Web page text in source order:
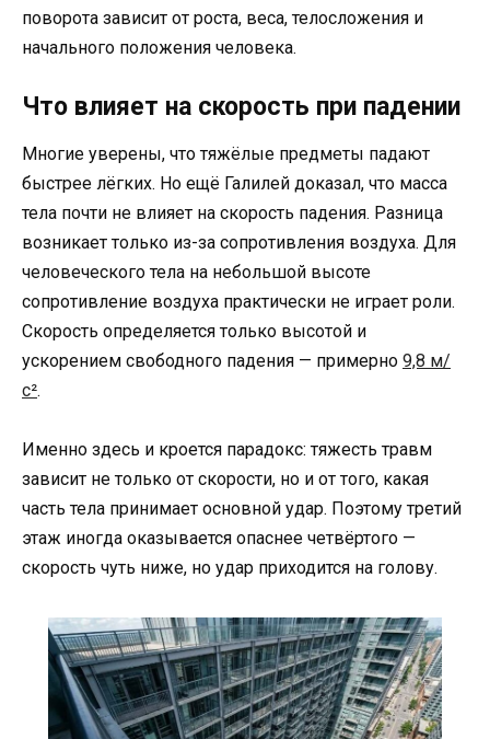
поворота зависит от роста, веса, телосложения и
начального положения человека.
Что влияет на скорость при падении
Многие уверены, что тяжёлые предметы падают
быстрее лёгких. Но ещё Галилей доказал, что масса
тела почти не влияет на скорость падения. Разница
возникает только из-за сопротивления воздуха. Для
человеческого тела на небольшой высоте
сопротивление воздуха практически не играет роли.
Скорость определяется только высотой и
ускорением свободного падения — примерно 9,8 м/
с².
Именно здесь и кроется парадокс: тяжесть травм
зависит не только от скорости, но и от того, какая
часть тела принимает основной удар. Поэтому третий
этаж иногда оказывается опаснее четвёртого —
скорость чуть ниже, но удар приходится на голову.